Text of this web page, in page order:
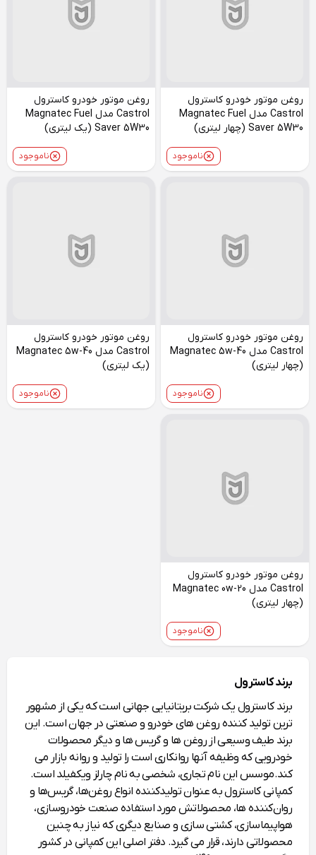
روغن موتور خودرو کاسترول
Castrol مدل Magnatec Fuel
Saver 5W30 (چهار لیتری)
ناموجود
روغن موتور خودرو کاسترول
Castrol مدل Magnatec Fuel
Saver 5W30 (یک لیتری)
ناموجود
روغن موتور خودرو کاسترول
Castrol مدل Magnatec 5w-40
(چهار لیتری)
ناموجود
روغن موتور خودرو کاسترول
Castrol مدل Magnatec 5w-40
(یک لیتری)
ناموجود
روغن موتور خودرو کاسترول
Castrol مدل Magnatec 0w-20
(چهار لیتری)
ناموجود
برند کاسترول
برند کاسترول یک شرکت بریتانیایی جهانی است که یکی از مشهور
ترین تولید کننده روغن‌ های خودرو و صنعتی در جهان است. این
برند طیف وسیعی از روغن‌ ها و گریس‌ ها و دیگر محصولات
خودرویی که وظیفه آنها روانکاری است را تولید و روانه بازار می‌
کند.موسس این نام تجاری، شخصی به نام چارلز ویکفیلد است.
کمپانی کاسترول به عنوان تولیدکننده انواع روغن‌ها، گریس‌ها و
روان‌کننده‌ ها، محصولاتش مورد استفاده صنعت خودروسازی،
هواپیماسازی، کشتی‌ سازی و صنایع دیگری که نیاز به چنین
محصولاتی دارند، قرار می‌ گیرد. دفتر اصلی این کمپانی در کشور